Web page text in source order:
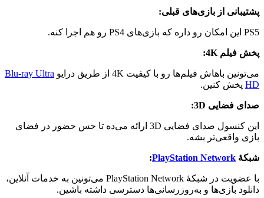
پشتیبانی از بازی‌های قبلی:
PS5 این امکان رو داره که بازی‌های PS4 رو هم اجرا کنه.
پخش فیلم 4K:
می‌تونین باهاش فیلم‌ها رو با کیفیت 4K از طریق درایو
Blu-ray Ultra
HD پخش کنین.
صدای فضایی 3D:
این کنسول صدای فضایی 3D ارائه می‌ده تا حس حضور در فضای
بازی واقعی‌تر بشه.
شبکهٔ PlayStation Network
:
با عضویت در شبکهٔ PlayStation Network می‌تونین به خدمات آنلاین،
دانلود بازی‌ها و به‌روزرسانی‌ها دسترسی داشته باشین.